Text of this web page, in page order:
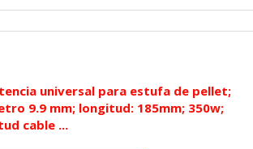
universal para estufa de pellet;
9.9 mm; longitud: 185mm; 350w;
cable ...